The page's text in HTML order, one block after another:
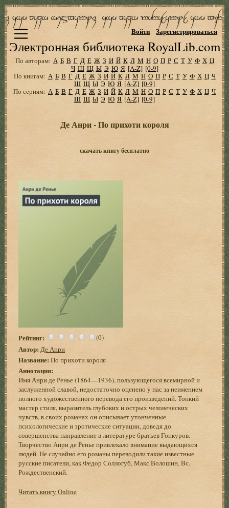
Электронная библиотека RoyalLib.com
Войти Зарегистрироваться
По авторам: А Б В Г Д Е Ж З И Й К Л М Н О П Р С Т У Ф Х Ц
Ч Ш Щ Ы Э Ю Я [A-Z] [0-9]
По книгам: А Б В Г Д Е Ж З И Й К Л М Н О П Р С Т У Ф Х Ц Ч
Ш Щ Ы Э Ю Я [A-Z] [0-9]
По сериям: А Б В Г Д Е Ж З И Й К Л М Н О П Р С Т У Ф Х Ц Ч
Ш Щ Ы Э Ю Я [A-Z] [0-9]
Де Анри - По прихоти короля
скачать книгу бесплатно
Рейтинг: (0)
Автор: Де Анри
Название: По прихоти короля
Аннотация:
Имя Анри де Ренье (1864—1936), пользующегося всемирной и
заслуженной славой, недостаточно оценено у нас за неимением
полного художественного перевода его произведений. Тонкий
мастер стиля, выразитель глубоких и острых человеческих
чувств, в своих романах он описывает утонченные
психологические и эротические ситуации, доведя до
совершенства направление в литературе братьев Гонкуров.
Творчество Анри де Ренье привлекало внимание выдающихся
людей. Не случайно его романы переводили такие известные
русские писатели, как Федор Соллогуб, Макс Волошин, Вс.
Рождественский.
Читать книгу Online